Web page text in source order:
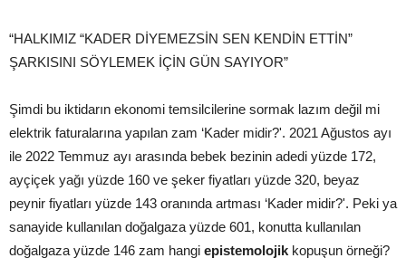
“HALKIMIZ “KADER DİYEMEZSİN SEN KENDİN ETTİN”
ŞARKISINI SÖYLEMEK İÇİN GÜN SAYIYOR”
Şimdi bu iktidarın ekonomi temsilcilerine sormak lazım değil mi
elektrik faturalarına yapılan zam ‘Kader midir?'. 2021 Ağustos ayı
ile 2022 Temmuz ayı arasında bebek bezinin adedi yüzde 172,
ayçiçek yağı yüzde 160 ve şeker fiyatları yüzde 320, beyaz
peynir fiyatları yüzde 143 oranında artması ‘Kader midir?'. Peki ya
sanayide kullanılan doğalgaza yüzde 601, konutta kullanılan
doğalgaza yüzde 146 zam hangi epistemolojik kopuşun örneği?